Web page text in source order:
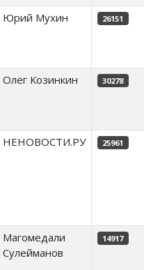
Юрий Мухин 26151
Олег Козинкин 30278
НЕНОВОСТИ.РУ 25961
Магомедали
Сулейманов
14917